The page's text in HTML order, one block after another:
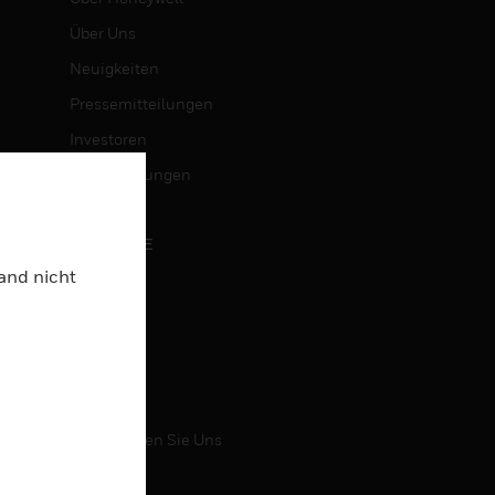
Über Uns
Neuigkeiten
Pressemitteilungen
Investoren
Veranstaltungen
KARRIERE
Karriere
Kontaktieren Sie Uns
nicht